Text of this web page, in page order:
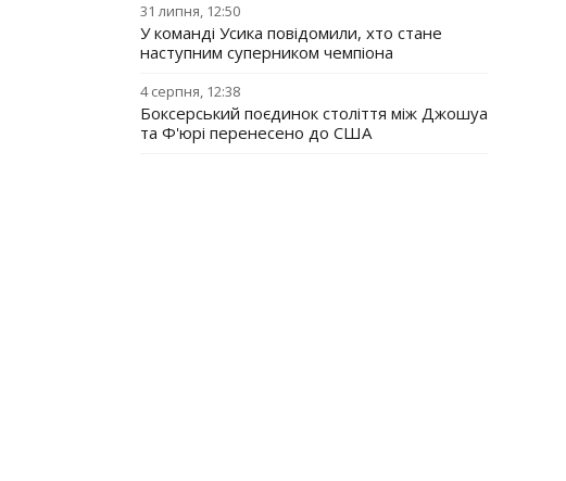
31 липня, 12:50
У команді Усика повідомили, хто стане
наступним суперником чемпіона
4 серпня, 12:38
Боксерський поєдинок століття між Джошуа
та Ф'юрі перенесено до США